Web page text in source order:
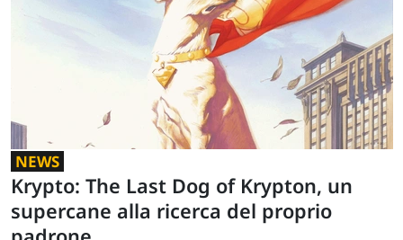
NEWS
Krypto: The Last Dog of Krypton, un
supercane alla ricerca del proprio